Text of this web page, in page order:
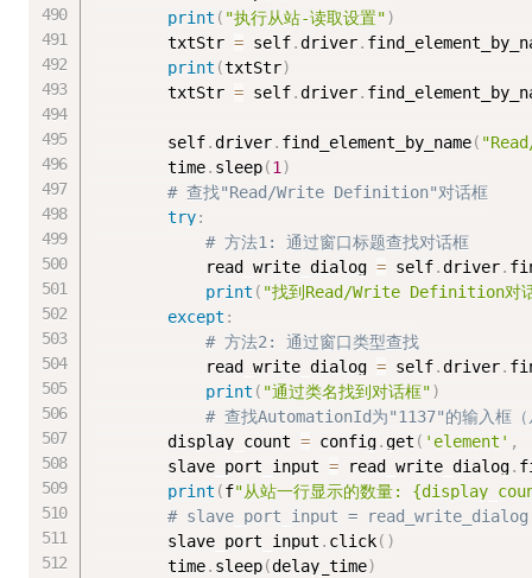
print ( "执行从站-读取设置")
        txtStr
= self.driver.
print (txtStr)
        txtStr
= self.driver.
        self
.driver. find_element_by_name(
        time
. sleep(1)
# 查找"Read/Write Definition"对话框
try:
# 方法1: 通过窗口标题查找对话框
            read_write_dialog
= self.driver.
print ( "找到Read/Write Definition对
except :
# 方法2: 通过窗口类型查找
            read_write_dialog
= self.driver.
print ( "通过类名找到对话框")
# 查找AutomationId为"1137"的输入框（
        display_count
= config.get ( 'element' ,
        slave_port_input
= read_write_dialog.
print (f"从站一行显示的数量:
# slave_port_input =
        slave_port_input
. click( )
        time
. sleep(delay_time)